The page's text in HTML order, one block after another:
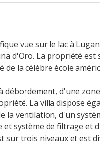
vue sur le lac à
d'Oro. La propriété
la célèbre école
débordement, d'une
La villa dispose
la ventilation, d'un
système de filtrage et
sur trois niveaux et est